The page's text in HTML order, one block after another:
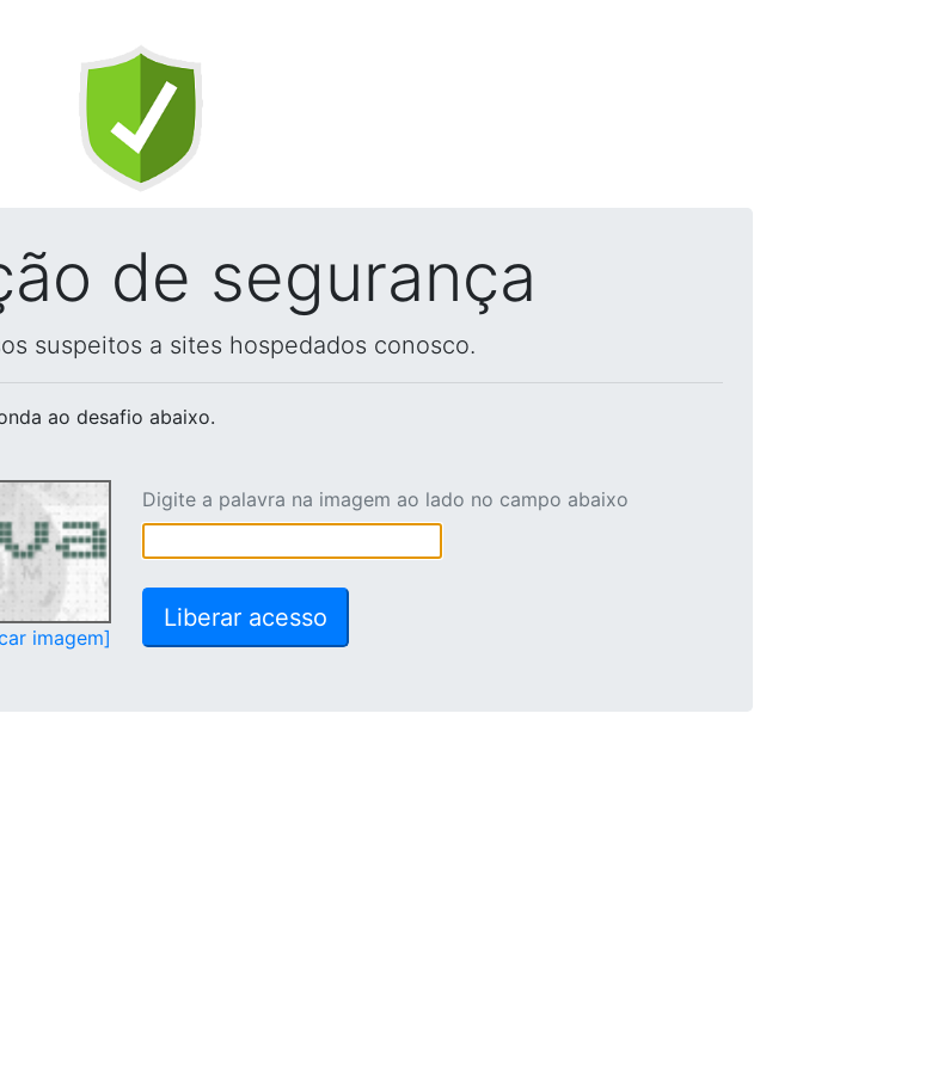
de segurança
suspeitos a sites hospedados conosco.
ao desafio abaixo.
imagem]
Digite a palavra na imagem ao lado no campo abaixo